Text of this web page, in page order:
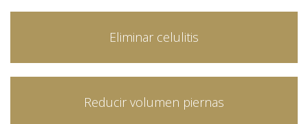
Eliminar celulitis
Reducir volumen piernas